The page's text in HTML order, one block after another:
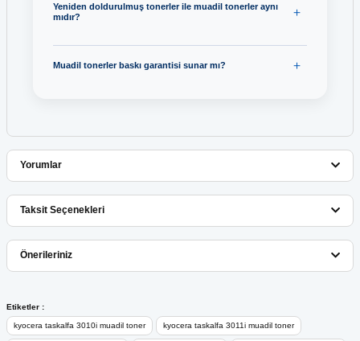
Yeniden doldurulmuş tonerler ile muadil tonerler aynı
mıdır?
Muadil tonerler baskı garantisi sunar mı?
Yorumlar
Bu ürüne ilk yorumu siz yapın!
Taksit Seçenekleri
Önerileriniz
Bu ürünün fiyat bilgisi, resim, ürün açıklamalarında ve diğer
konularda yetersiz gördüğünüz noktaları öneri formunu kullanarak
tarafımıza iletebilirsiniz.
Etiketler :
kyocera taskalfa 3010i muadil toner kyocera taskalfa 3011i muadil toner